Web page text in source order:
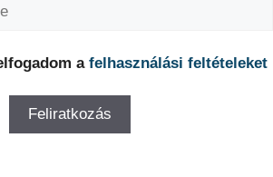
a felhasználási feltételeket